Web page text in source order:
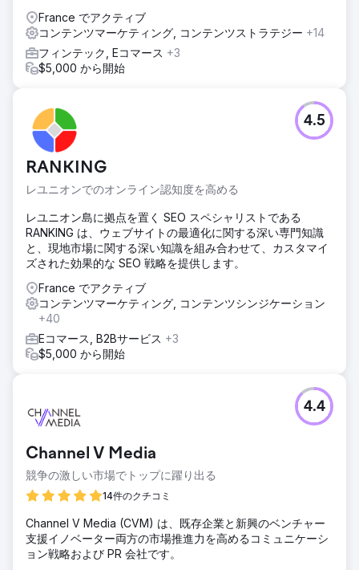
France でアクティブ
コンテンツマーケティング, コンテンツストラテジー +14
フィンテック, Eコマース +3
$5,000 から開始
RANKING
レユニオンでのオンライン認知度を高める
4.5
レユニオン島に拠点を置く SEO スペシャリストである
RANKING は、ウェブサイトの最適化に関する深い専門知識
と、現地市場に関する深い知識を組み合わせて、カスタマイ
ズされた効果的な SEO 戦略を提供します。
France でアクティブ
コンテンツマーケティング, コンテンツシンジケーション
+40
Eコマース, B2Bサービス +3
$5,000 から開始
Channel V Media
競争の激しい市場でトップに躍り出る
14件のクチコミ
4.4
Channel V Media (CVM) は、既存企業と新興のベンチャー
支援イノベーター両方の市場推進力を高めるコミュニケーシ
ョン戦略および PR 会社です。